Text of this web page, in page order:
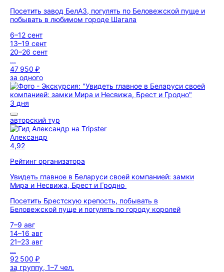
Посетить завод БелАЗ, погулять по Беловежской пуще и
побывать в любимом городе Шагала
6–12 сент
13–19 сент
20–26 сент
...
47 950 ₽
за одного
3 дня
авторский тур
Александр
4,92
Рейтинг организатора
Увидеть главное в Беларуси своей компанией: замки
Мира и Несвижа, Брест и Гродно
Посетить Брестскую крепость, побывать в
Беловежской пуще и погулять по городу королей
7–9 авг
14–16 авг
21–23 авг
...
92 500 ₽
за группу, 1–7 чел.